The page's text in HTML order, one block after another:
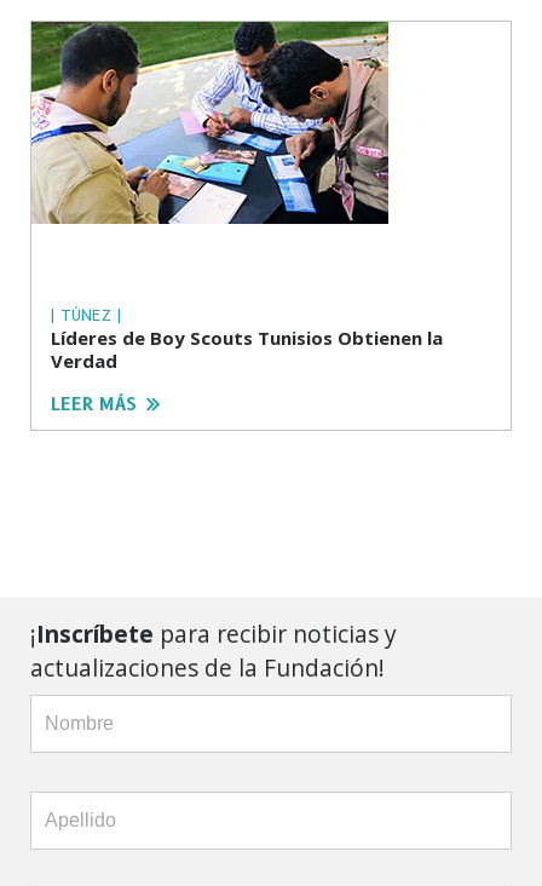
| TÚNEZ |
Líderes de Boy Scouts Tunisios Obtienen la
Verdad
LEER MÁS
¡Inscríbete para recibir noticias y
actualizaciones de la Fundación!